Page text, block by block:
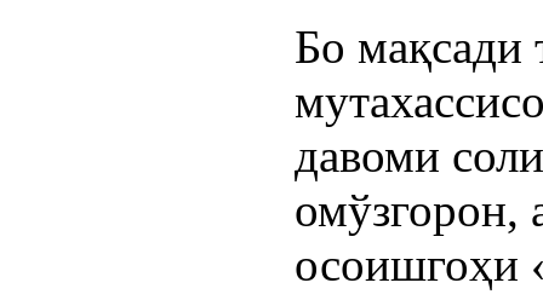
Бо мақсади
давоми
омўзгорон,
осоишгоҳи